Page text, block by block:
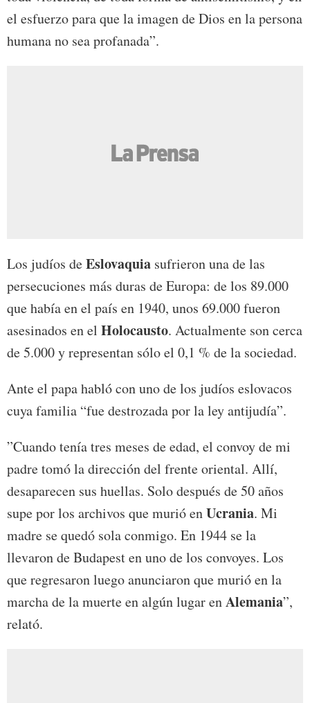
el esfuerzo para que la imagen de Dios en la persona
humana no sea profanada”.
Los judíos deEslovaquia sufrieron una de las
persecuciones más duras de Europa: de los 89.000
que había en el país en 1940, unos 69.000 fueron
asesinados en el Holocausto. Actualmente son cerca
de 5.000 y representan sólo el 0,1 % de la sociedad.
Ante el papa habló con uno de los judíos eslovacos
cuya familia “fue destrozada por la ley antijudía”.
”Cuando tenía tres meses de edad, el convoy de mi
padre tomó la dirección del frente oriental. Allí,
desaparecen sus huellas. Solo después de 50 años
supe por los archivos que murió enUcrania. Mi
madre se quedó sola conmigo. En 1944 se la
llevaron de Budapest en uno de los convoyes. Los
que regresaron luego anunciaron que murió en la
marcha de la muerte en algún lugar enAlemania”,
relató.